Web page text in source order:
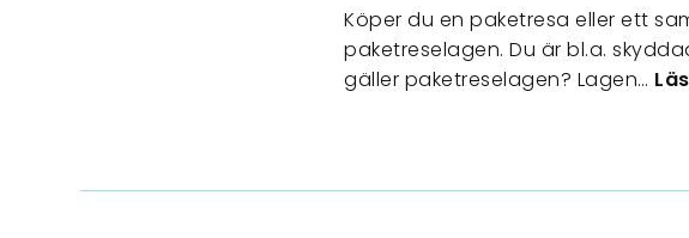
Köper du en paketresa eller ett
paketreselagen. Du är bl.a.
gäller paketreselagen? Lagen…